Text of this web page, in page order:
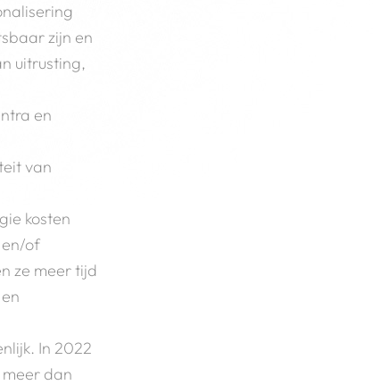
zijn en
uitrusting,
en
van
kosten
en/of
ze meer tijd
In 2022
dan